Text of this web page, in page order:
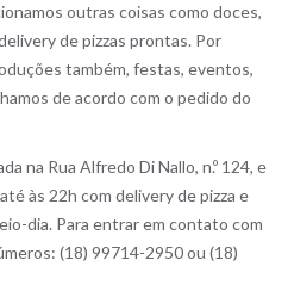
outras coisas como doces,
de pizzas prontas. Por
também, festas, eventos,
de acordo com o pedido do
na Rua Alfredo Di Nallo, n.º 124, e
às 22h com delivery de pizza e
dia. Para entrar em contato com
(18) 99714-2950 ou (18)